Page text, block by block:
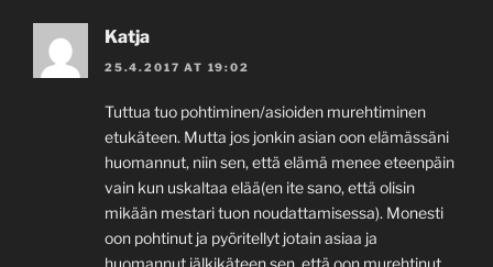
Katja
25.4.2017 AT 19:02
Tuttua tuo pohtiminen/asioiden murehtiminen
etukäteen. Mutta jos jonkin asian oon elämässäni
huomannut, niin sen, että elämä menee eteenpäin
vain kun uskaltaa elää(en ite sano, että olisin
mikään mestari tuon noudattamisessa). Monesti
oon pohtinut ja pyöritellyt jotain asiaa ja